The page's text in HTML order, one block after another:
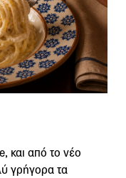
και από το νέο
γρήγορα τα